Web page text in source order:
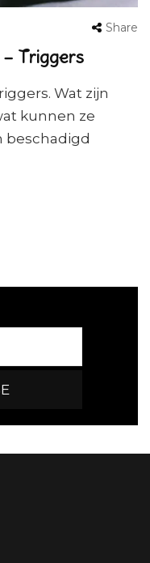
Share
Triggers
Wat zijn
kunnen ze
beschadigd